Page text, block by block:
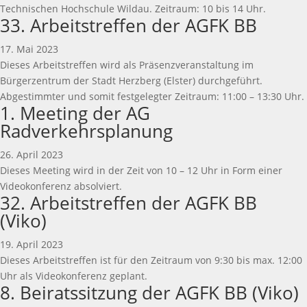
Technischen Hochschule Wildau. Zeitraum: 10 bis 14 Uhr.
33. Arbeitstreffen der AGFK BB
17. Mai 2023
Dieses Arbeitstreffen wird als Präsenzveranstaltung im
Bürgerzentrum der Stadt Herzberg (Elster) durchgeführt.
Abgestimmter und somit festgelegter Zeitraum: 11:00 – 13:30 Uhr.
1. Meeting der AG
Radverkehrsplanung
26. April 2023
Dieses Meeting wird in der Zeit von 10 – 12 Uhr in Form einer
Videokonferenz absolviert.
32. Arbeitstreffen der AGFK BB
(Viko)
19. April 2023
Dieses Arbeitstreffen ist für den Zeitraum von 9:30 bis max. 12:00
Uhr als Videokonferenz geplant.
8. Beiratssitzung der AGFK BB (Viko)